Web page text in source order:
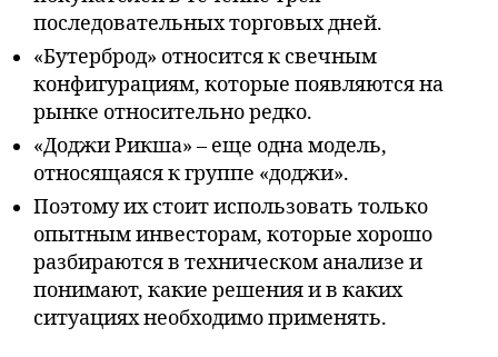
последовательных торговых дней.
«Бутерброд» относится к свечным
конфигурациям, которые появляются на
рынке относительно редко.
«Доджи Рикша» – еще одна модель,
относящаяся к группе «доджи».
Поэтому их стоит использовать только
опытным инвесторам, которые хорошо
разбираются в техническом анализе и
понимают, какие решения и в каких
ситуациях необходимо применять.